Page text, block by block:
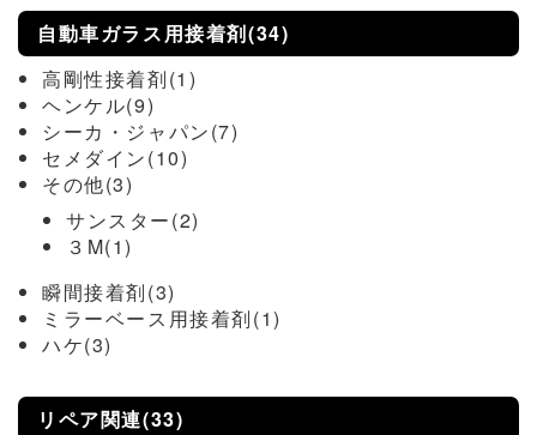
自動車ガラス用接着剤(34)
高剛性接着剤(1)
ヘンケル(9)
シーカ・ジャパン(7)
セメダイン(10)
その他(3)
サンスター(2)
３M(1)
瞬間接着剤(3)
ミラーベース用接着剤(1)
ハケ(3)
リペア関連(33)